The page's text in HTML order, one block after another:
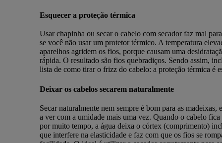
Esquecer a proteção térmica
Usar chapinha ou secar o cabelo com secador faz mal
se você não usar um protetor térmico. A temperatura
aparelhos agridem os fios, porque causam uma
rápida. O resultado são fios quebradiços. Sendo assim,
lista de como tirar o frizz do cabelo: a proteção térmica é
Deixar os cabelos secarem naturalmente
Secar naturalmente nem sempre é bom para as madeixas,
a ver com a umidade mais uma vez. Quando o cabelo
por muito tempo, a água deixa o córtex (comprimento)
que interfere na elasticidade e faz com que os fios se